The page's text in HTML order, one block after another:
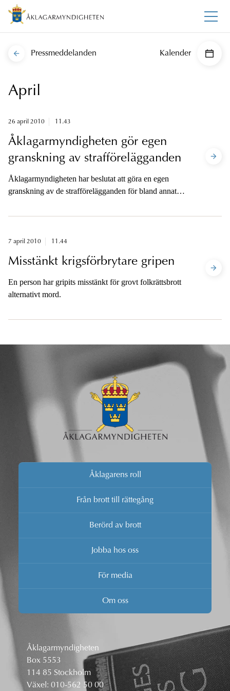
Pressmeddelanden Kalender
April
26 april 2010 11.43
Åklagarmyndigheten gör egen
granskning av strafförelägganden
Åklagarmyndigheten har beslutat att göra en egen
granskning av de strafförelägganden för bland annat
radioprogrammet Kaliber.
7 april 2010 11.44
Misstänkt krigsförbrytare gripen
En person har gripits misstänkt för grovt folkrättsbrott
alternativt mord.
Åklagarens roll
Från brott till rättegång
Berörd av brott
Jobba hos oss
För media
Om oss
Åklagarmyndigheten
Box 5553
114 85 Stockholm
Växel: 010-562 50 00